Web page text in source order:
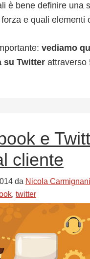
è bene definire una
e quali elementi
vediamo
su Twitter attraverso
e
cliente
da Nicola Carmignani
, twitter